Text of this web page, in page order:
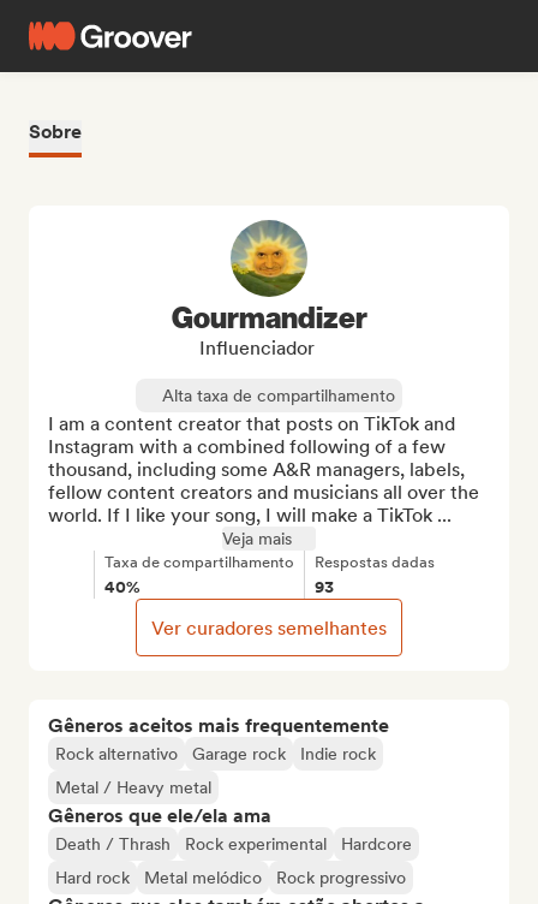
Sobre
Gêneros aceitos mais frequentemente
Rock alternativo Garage rock
Indie rock
Metal / Heavy metal
Gêneros que ele/ela ama
Death / Thrash Rock experimental
Hardcore
Hard rock
Metal melódico Rock progressivo
Gourmandizer
Influenciador
Alta taxa de compartilhamento
I am a content creator that posts on TikTok and
Instagram with a combined following of a few
thousand, including some A&R managers, labels,
fellow content creators and musicians all over the
world. If I like your song, I will make a TikTok ...
Veja mais
Taxa de compartilhamento
40%
Respostas dadas
93
Ver curadores semelhantes